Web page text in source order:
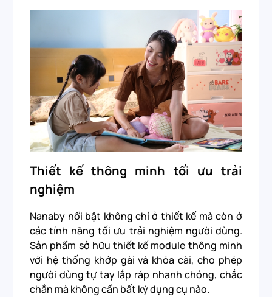
Thiết kế thông minh tối ưu trải
nghiệm
Nanaby nổi bật không chỉ ở thiết kế mà còn ở
các tính năng tối ưu trải nghiệm người dùng.
Sản phẩm sở hữu thiết kế module thông minh
với hệ thống khớp gài và khóa cài, cho phép
người dùng tự tay lắp ráp nhanh chóng, chắc
chắn mà không cần bất kỳ dụng cụ nào.